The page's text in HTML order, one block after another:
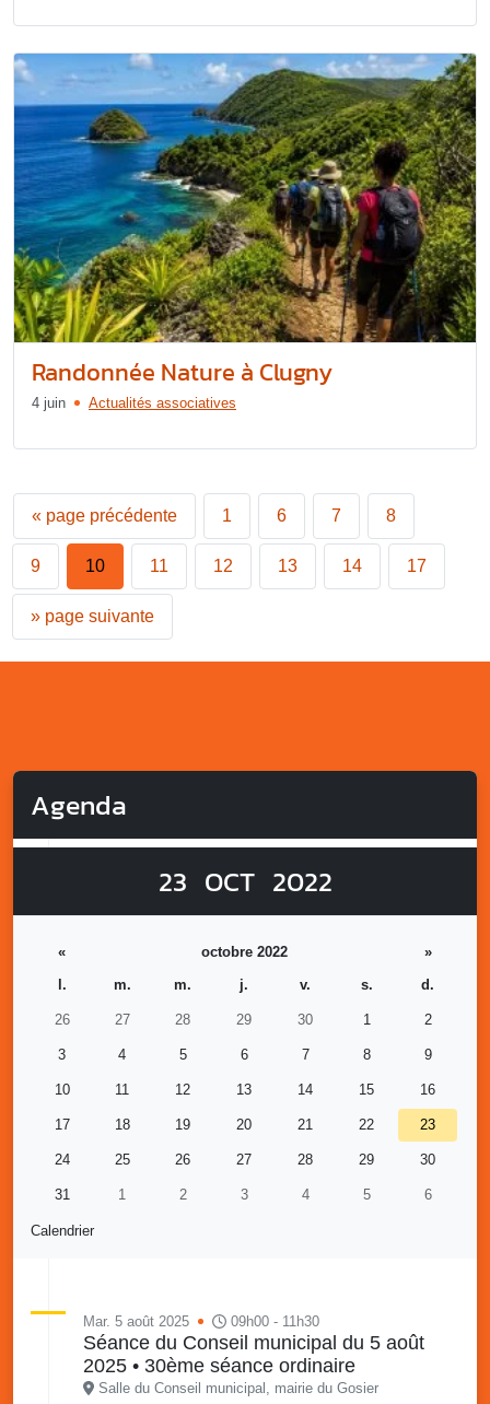
Randonnée Nature à Clugny
4 juin Actualités associatives
« page précédente 1 6 7 8
9 10 11 12 13 14 17
» page suivante
Agenda
23 OCT 2022
Calendrier
« octobre 2022
»
l.
m. m. j. v. s. d.
26 27 28 29 30 1 2
3 4 5 6 7 8 9
10 11 12 13 14 15 16
17 18 19 20 21 22 23
24 25 26 27 28 29 30
31 1 2 3 4 5 6
Mar. 5 août 2025 09h00 - 11h30
Séance du Conseil municipal du 5 août
2025 • 30ème séance ordinaire
Salle du Conseil municipal, mairie du Gosier